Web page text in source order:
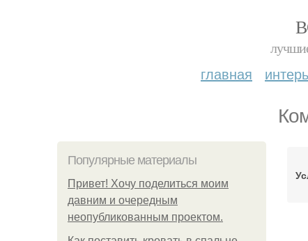
главная
Популярные материалы
Привет! Хочу поделиться моим
давним и очередным
неопубликованным проектом.